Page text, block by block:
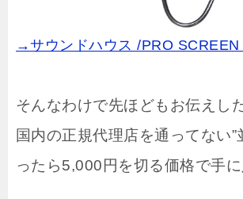
→サウンドハウス /PRO SCREEN
そんなわけで先ほどもお伝えし
国内の正規代理店を通ってない”
ったら5,000円を切る価格で手に